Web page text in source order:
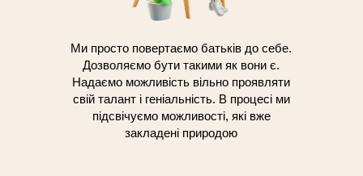
Ми просто повертаємо батьків до себе.
Дозволяємо бути такими як вони є.
Надаємо можливість вільно проявляти
свій талант і геніальність. В процесі ми
підсвічуємо можливості, які вже
закладені природою